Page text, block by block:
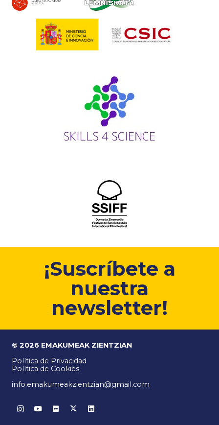
¡Suscríbete a
nuestra
newsletter!
© 2026 EMAKUMEAK ZIENTZIAN
Política de Privacidad
Política de Cookies
info.emakumeakzientzian@gmail.com